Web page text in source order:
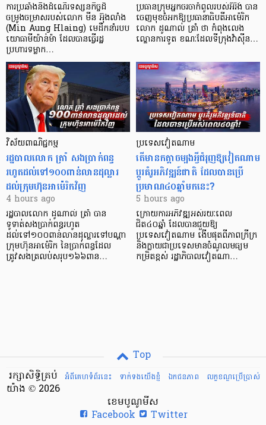
ការប្រឆាំងនឹងដំណើរទស្សនកិច្ចដ៏
ចម្រូងចម្រាសរបស់លោក មីន អ៊ុងលាំង
(Min Aung Hlaing) មេដឹកនាំរបប
យោធាមីយ៉ាន់ម៉ា ដែលបានធ្វើរដ្ឋ
ប្រហារទម្លាក…
ប្រធានក្រុមអ្នកចរចាកំពូលរបស់អ៊ីរ៉ង់ បាន
ចេញមុខចំអកឱ្យប្រធានាធិបតីអាម៉េរិក
លោក ដូណាល់ ត្រាំ ថា កំពុងលេង
ល្ខោនការទូត ខណៈដែលទីក្រុងវ៉ាស៊ីន…
វិស័យ​ពាណិជ្ជកម្ម
រដ្ឋបាលលោក ត្រាំ សងប្រាក់ពន្ធ
រហូតដល់ទៅ១០០ពាន់លានដុល្លារ
ដល់ក្រុមហ៊ុនអាម៉េរិកវិញ
4 hours ago
រដ្ឋបាលលោក ដូណាល់ ត្រាំ បាន​
ទូទាត់សងប្រាក់ពន្ធរហូត
ដល់ទៅ១០០ពាន់លានដុល្លារទៅបណ្ដា
ក្រុមហ៊ុនអាម៉េរិក នៃប្រាក់ពន្ធដែល
ត្រូវសងត្រលប់សរុប១៦៦ពាន…
ប្រទេសវៀតណាម
តើមានកត្តាចម្បងអ្វីជំរុញឱ្យវៀតណាម
ប្តូរគំរូអភិវឌ្ឍន៍ជាតិ ដែលបានប្រើ
ប្រមាណ៤០ឆ្នាំមកនេះ?
5 hours ago
ក្រោយការអភិវឌ្ឍអស់រយៈពេល
ជិត៤០ឆ្នាំ ដែលបានជួយឱ្យ​
ប្រទេសវៀតណាម ងើប​ផុតពីភាពក្រីក្រ
និងក្លាយជាប្រទេសមានចំណូលមធ្យម
កម្រិតខ្ពស់ រដ្ឋាភិបាលវៀតណា…
Top
អំពីគេហទំព័រនេះ
ទាក់ទងយើងខ្ញំ ឯកជនភាព លក្ខខណ្ឌ​ប្រើ​ប្រាស់
រក្សាសិទ្ធិគ្រប់
យ៉ាង © 2026
ខេមបូណូមីស
Facebook
Twitter